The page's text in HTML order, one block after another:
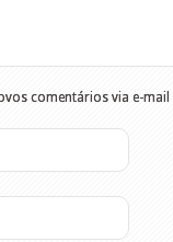
comentários via e-mail